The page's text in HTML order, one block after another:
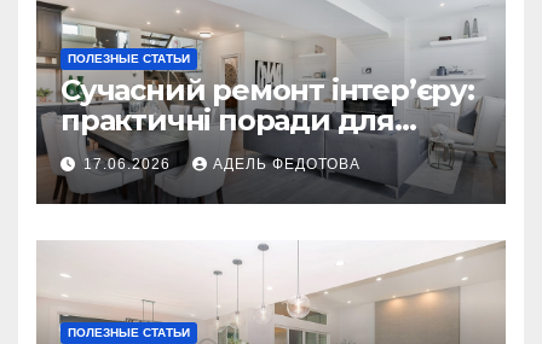
ПОЛЕЗНЫЕ СТАТЬИ
Сучасний ремонт інтер’єру:
практичні поради для
українських власників
17.06.2026 АДЕЛЬ ФЕДОТОВА
ПОЛЕЗНЫЕ СТАТЬИ